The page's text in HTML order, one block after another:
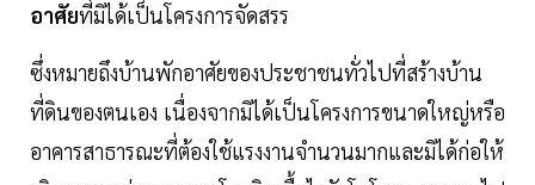
อาศัยที่มิได้เป็นโครงการจัดสรร
ซึ่งหมายถึงบ้านพักอาศัยของประชาชนทั่วไปที่สร้างบ้าน
ที่ดินของตนเอง เนื่องจากมิได้เป็นโครงการขนาดใหญ่หรือ
อาคารสาธารณะที่ต้องใช้แรงงานจำนวนมากและมิได้ก่อให้